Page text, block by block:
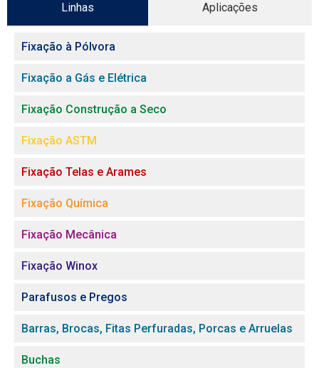
Linhas Aplicações
Fixação à Pólvora
Fixação a Gás e Elétrica
Fixação Construção a Seco
Fixação ASTM
Fixação Telas e Arames
Fixação Química
Fixação Mecânica
Fixação Winox
Parafusos e Pregos
Barras, Brocas, Fitas Perfuradas, Porcas e Arruelas
Buchas